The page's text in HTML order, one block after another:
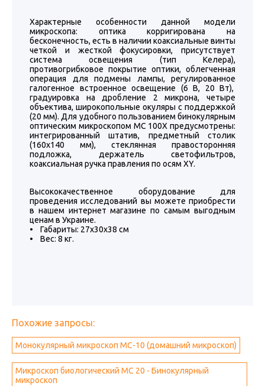
Характерные особенности данной модели
микроскопа: оптика корригирована на
бесконечность, есть в наличии коаксиальные винты
четкой и жесткой фокусировки, присутствует
система освещения (тип Келера),
противогрибковое покрытие оптики, облегченная
операция для подмены лампы, регулированное
галогенное встроенное освещение (6 B, 20 Вт),
градуировка на дробление 2 микрона, четыре
объектива, широкопольные окуляры с поддержкой
(20 мм). Для удобного пользованием бинокулярным
оптическим микроскопом МС 100Х предусмотрены:
интегрированный штатив, предметный столик
(160х140 мм), стеклянная правосторонняя
подложка, держатель светофильтров,
коаксиальная ручка правления по осям XY.
Высококачественное оборудование для
проведения исследований вы можете приобрести
в нашем интернет магазине по самым выгодным
ценам в Украине.
• Габариты: 27х30х38 см
• Вес: 8 кг.
Похожие запросы:
Монокулярный микроскоп MC-10 (домашний микроскоп)
Микроскоп биологический MC 20 - Бинокулярный
микроскоп